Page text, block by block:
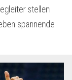
stellen
spannende